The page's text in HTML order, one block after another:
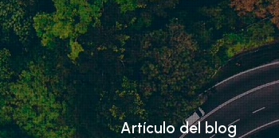
Artículo del blog